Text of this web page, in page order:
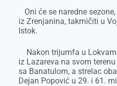
Oni će se naredne
iz Zrenjanina, takmičiti u
Istok.
Nakon trijumfa u
iz Lazareva na svom
sa Banatulom, a strelac
Dejan Popović u 29. i 61.